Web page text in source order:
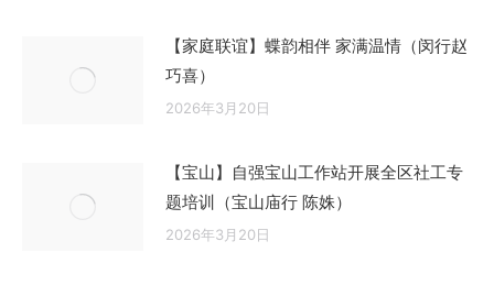
【家庭联谊】蝶韵相伴 家满温情（闵行赵
巧喜）
2026年3月20日
【宝山】自强宝山工作站开展全区社工专
题培训（宝山庙行 陈姝）
2026年3月20日